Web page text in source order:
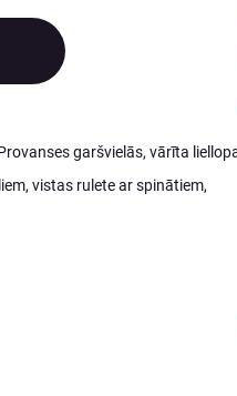
garšvielās, vārīta
vistas rulete ar spinātiem,